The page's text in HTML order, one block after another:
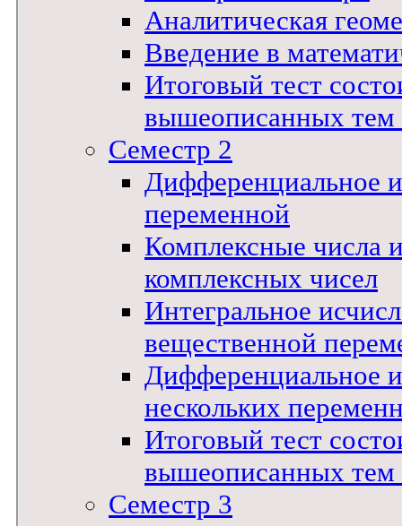
Аналитическая
Введение в
Итоговый тест
вышеописанных
Семестр 2
Дифференциальное
переменной
Комплексные числа
комплексных чисел
Интегральное
вещественной
Дифференциальное
нескольких
Итоговый тест
вышеописанных
Семестр 3